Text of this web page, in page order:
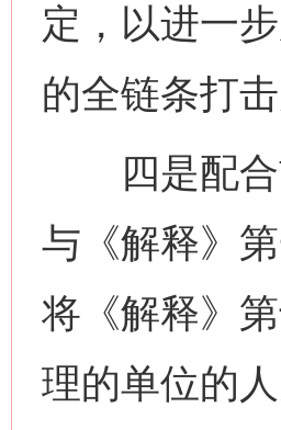
定，以进一
的全链条打击
四是配合
与《解释》
将《解释》
理的单位的